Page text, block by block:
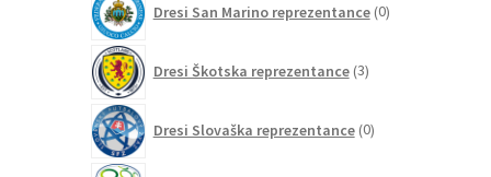
Dresi San Marino reprezentance 0izdelkov
Dresi Škotska reprezentance 3izdelki
Dresi Slovaška reprezentance 0izdelkov